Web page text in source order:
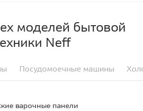
моделей бытовой
Neff
Посудомоечные машины
варочные панели